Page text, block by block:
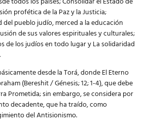
profética de la Paz y la Justicia;
del pueblo judío, merced a la educación
de sus valores espirituales y culturales;
de los judíos en todo lugar y La solidaridad
desde la Torá, donde El Eterno
(Bereshit / Génesis; 12; 1-4), que debe
Prometida; sin embargo, se considera por
decadente, que ha traído, como
del Antisionismo.